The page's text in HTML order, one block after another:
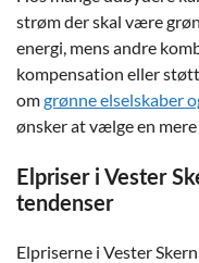
strøm der skal være
energi, mens andre
kompensation eller
omgrønne elselskaber
ønsker at vælge en
Elpriser i Vester
tendenser
Elpriserne i Vester